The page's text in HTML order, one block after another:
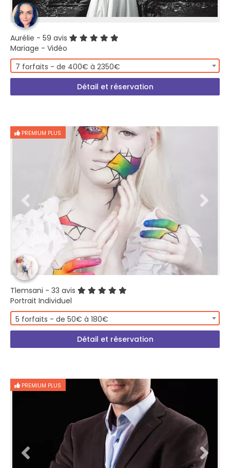
Aurélie - 59 avis
Mariage - Vidéo
7 forfaits - de 400€ à 2350€
Détail et réservation
PREMIUM PLUS
Tlemsani - 33 avis
Portrait Individuel
5 forfaits - de 50€ à 180€
Détail et réservation
PREMIUM PLUS